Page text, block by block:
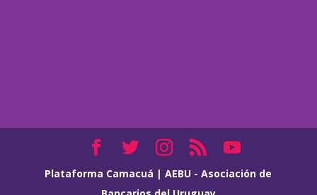
Plataforma Camacuá |AEBU - Asociación de